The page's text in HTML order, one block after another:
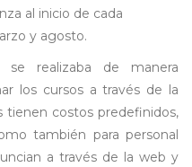
al inicio de cada
y agosto.
realizaba de manera
los cursos a través de la
tienen costos predefinidos,
también para personal
a través de la web y